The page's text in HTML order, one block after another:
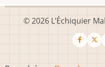
© 2026 L’Échiquier